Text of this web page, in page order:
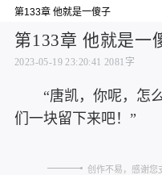
第133章 他就是一傻子
第133章 他就是一
2023-05-19 23:20:41 2081字
“唐凯，你呢，怎
们一块留下来吧！”
创作不易，感谢您